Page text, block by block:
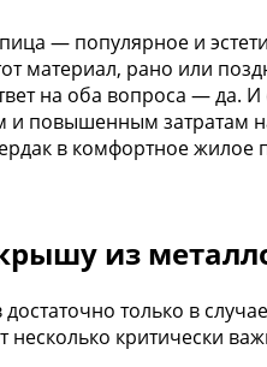
— популярное и
материал, рано или
на оба вопроса — да.
и повышенным затратам
в комфортное жилое
из
только в
критически